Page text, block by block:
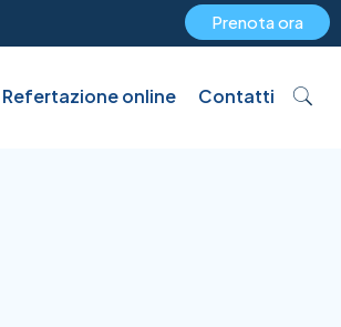
Prenota ora
Refertazione online Contatti